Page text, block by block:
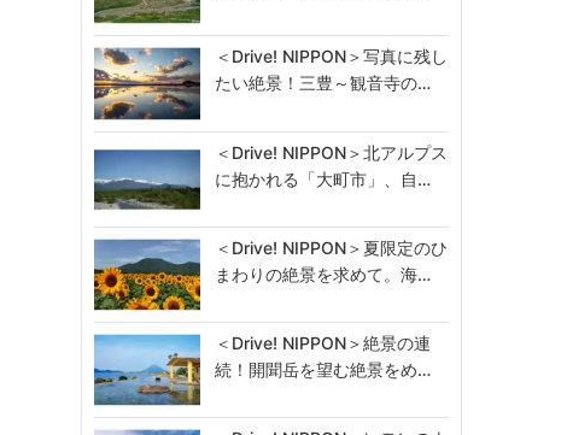
＜Drive! NIPPON＞写真に残し
たい絶景！三豊～観音寺の…
＜Drive! NIPPON＞北アルプス
に抱かれる「大町市」、自…
＜Drive! NIPPON＞夏限定のひ
まわりの絶景を求めて。海…
＜Drive! NIPPON＞絶景の連
続！開聞岳を望む絶景をめ…